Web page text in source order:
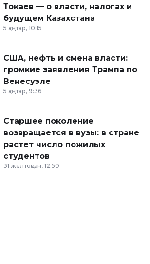
Токаев — о власти, налогах и
будущем Казахстана
5 қаңтар, 10:15
США, нефть и смена власти:
громкие заявления Трампа по
Венесуэле
5 қаңтар, 9:36
Старшее поколение
возвращается в вузы: в стране
растет число пожилых
студентов
31 желтоқсан, 12:50